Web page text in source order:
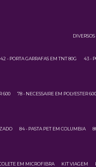
DIVERSOS
42 - PORTA GARRAFAS EM TNT 80G 43 -
600 78 - NECESSAIRE EM POLYESTER 600
84 - PASTA PET EM COLUMBIA
EM MICROFIBRA KIT VIAGEM